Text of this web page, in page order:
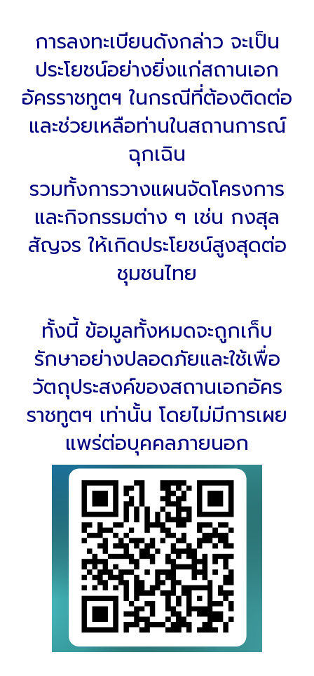
การลงทะเบียนดังกล่าว จะเป็น
ประโยชน์อย่างยิ่งแก่สถานเอก
อัครราชทูตฯ ในกรณีที่ต้องติดต่อ
และช่วยเหลือท่านในสถานการณ์
ฉุกเฉิน
รวมทั้งการวางแผนจัดโครงการ
และกิจกรรมต่าง ๆ เช่น กงสุล
สัญจร ให้เกิดประโยชน์สูงสุดต่อ
ชุมชนไทย
ทั้งนี้ ข้อมูลทั้งหมดจะถูกเก็บ
รักษาอย่างปลอดภัยและใช้เพื่อ
วัตถุประสงค์ของสถานเอกอัคร
ราชทูตฯ เท่านั้น โดยไม่มีการเผย
แพร่ต่อบุคคลภายนอก